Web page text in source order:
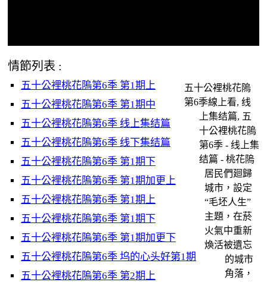
情節列表 :
五十公裡桃花隖第6季 第1期上
五十公裡桃花隖第6季 第1期中
五十公裡桃花隖第6季 线上集结篇
五十公裡桃花隖第6季 线下集结篇
五十公裡桃花隖第6季 第1期下
五十公裡桃花隖第6季 第1期加更上
五十公裡桃花隖第6季 第1期上
五十公裡桃花隖第6季 第1期下
五十公裡桃花隖第6季 第1期加更下
五十公裡桃花隖第6季 坞的心头好第1期
五十公裡桃花隖第6季 第2期上
五十公裡桃花隖
第6季線上看, 线
上集结篇, 五
十公裡桃花隖
第6季 - 线上集
结篇 - 桃花隖
居民們廻歸
城市，設定
“毛坯人生”
主題，在菸
火氣中重新
煥活被遺忘
的城市
角落，